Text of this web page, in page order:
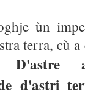
ùn
terra, cù
D'astre
d'astri